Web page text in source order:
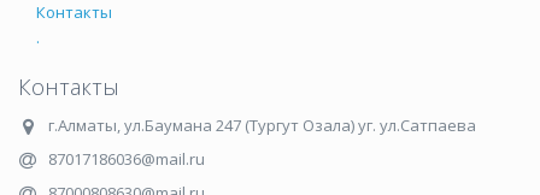
Контакты
.
Контакты
г.Алматы,ул.Баумана 247 (Тургут Озала) уг. ул.Сатпаева
87017186036@mail.ru